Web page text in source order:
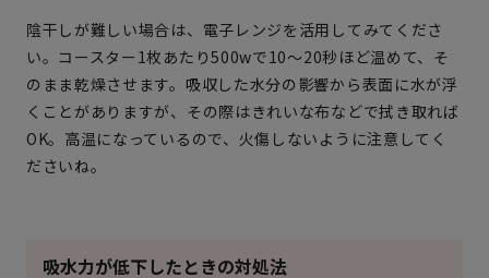
陰干しが難しい場合は、電子レンジを活用してみてくださ
い。コースター1枚あたり500wで10〜20秒ほど温めて、そ
のまま乾燥させます。吸収した水分の影響から表面に水が浮
くことがありますが、その際はきれいな布などで拭き取れば
OK。高温になっているので、火傷しないように注意してく
ださいね。
吸水力が低下したときの対処法